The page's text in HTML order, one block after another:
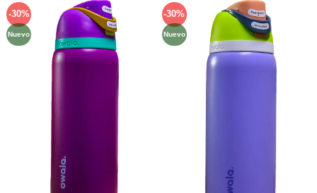
-30%
Nuevo
deseos
-30%
Nuevo
lista de
deseos